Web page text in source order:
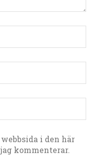
i den här
kommenterar.